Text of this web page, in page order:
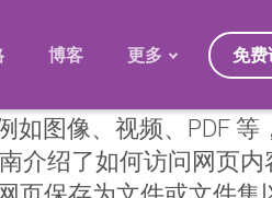
博客 更多
发展规划
迁移
免费
如图像、视频、PDF 等
介绍了如何访问网页